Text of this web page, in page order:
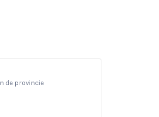
de provincie